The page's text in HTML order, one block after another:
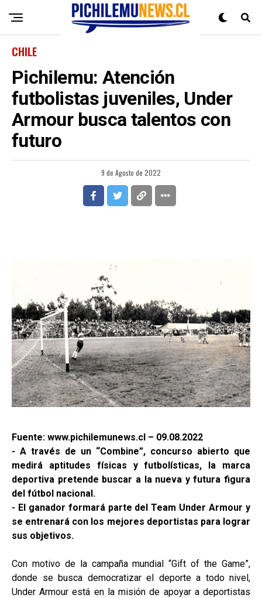
CHILE
Pichilemu: Atención
futbolistas juveniles, Under
Armour busca talentos con
futuro
9 de Agosto de 2022
Fuente: www.pichilemunews.cl – 09.08.2022
- A través de un “Combine”, concurso abierto que
medirá aptitudes físicas y futbolísticas, la marca
deportiva pretende buscar a la nueva y futura figura
del fútbol nacional.
- El ganador formará parte del Team Under Armour y
se entrenará con los mejores deportistas para lograr
sus objetivos.
Con motivo de la campaña mundial “Gift of the Game”,
donde se busca democratizar el deporte a todo nivel,
Under Armour está en la misión de apoyar a deportistas